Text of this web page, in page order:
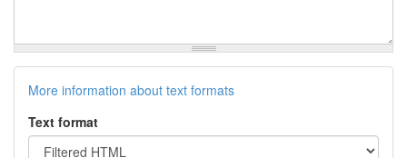
More information about text formats
Text format